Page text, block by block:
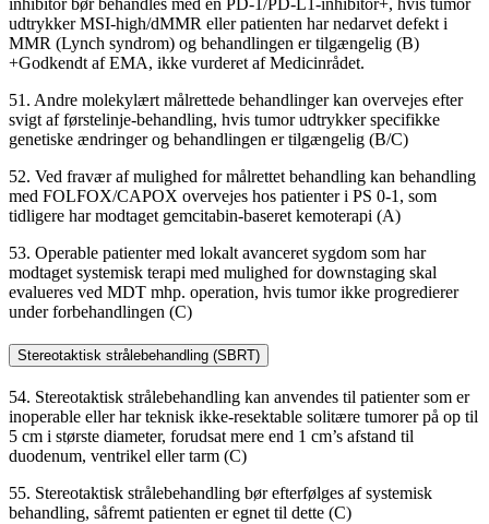
udtrykker MSI-high/dMMR eller patienten har nedarvet defekt i
MMR (Lynch syndrom) og behandlingen er tilgængelig (B)
+Godkendt af EMA, ikke vurderet af Medicinrådet.
51. Andre molekylært målrettede behandlinger kan overvejes efter
svigt af førstelinje-behandling, hvis tumor udtrykker specifikke
genetiske ændringer og behandlingen er tilgængelig (B/C)
52. Ved fravær af mulighed for målrettet behandling kan behandling
med FOLFOX/CAPOX overvejes hos patienter i PS 0-1, som
tidligere har modtaget gemcitabin-baseret kemoterapi (A)
53. Operable patienter med lokalt avanceret sygdom som har
modtaget systemisk terapi med mulighed for downstaging skal
evalueres ved MDT mhp. operation, hvis tumor ikke progredierer
under forbehandlingen (C)
Stereotaktisk strålebehandling (SBRT)
54. Stereotaktisk strålebehandling kan anvendes til patienter som er
inoperable eller har teknisk ikke-resektable solitære tumorer på op til
5 cm i største diameter, forudsat mere end 1 cm’s afstand til
duodenum, ventrikel eller tarm (C)
55. Stereotaktisk strålebehandling bør efterfølges af systemisk
behandling, såfremt patienten er egnet til dette (C)